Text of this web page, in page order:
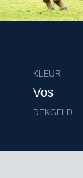
KLEUR
Vos
DEKGELD